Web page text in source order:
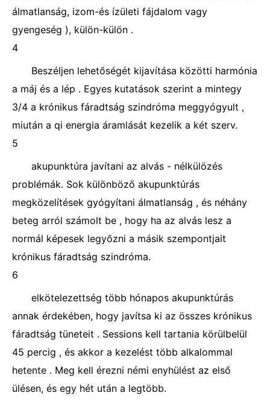
álmatlanság, izom-és ízületi fájdalom vagy
gyengeség ), külön-külön .
4
Beszéljen lehetőségét kijavítása közötti harmónia
a máj és a lép . Egyes kutatások szerint a mintegy
3/4 a krónikus fáradtság szindróma meggyógyult ,
miután a qi energia áramlását kezelik a két szerv.
5
akupunktúra javítani az alvás - nélkülözés
problémák. Sok különböző akupunktúrás
megközelítések gyógyítani álmatlanság , és néhány
beteg arról számolt be , hogy ha az alvás lesz a
normál képesek legyőzni a másik szempontjait
krónikus fáradtság szindróma.
6
elkötelezettség több hónapos akupunktúrás
annak érdekében, hogy javítsa ki az összes krónikus
fáradtság tüneteit . Sessions kell tartania körülbelül
45 percig , és akkor a kezelést több alkalommal
hetente . Meg kell érezni némi enyhülést az első
ülésen, és egy hét után a legtöbb.